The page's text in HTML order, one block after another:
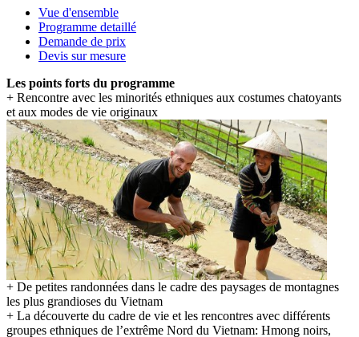
Vue d'ensemble
Programme detaillé
Demande de prix
Devis sur mesure
Les points forts du programme
+ Rencontre avec les minorités ethniques aux costumes chatoyants
et aux modes de vie originaux
+ De petites randonnées dans le cadre des paysages de montagnes
les plus grandioses du Vietnam
+ La découverte du cadre de vie et les rencontres avec différents
groupes ethniques de l’extrême Nord du Vietnam: Hmong noirs,